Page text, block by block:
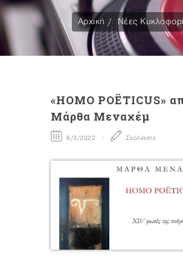
Αρχική Νέες
«HOMO POËTICUS»
Μάρθα Μεναχέμ
6/3/2022 Σχολιάστε